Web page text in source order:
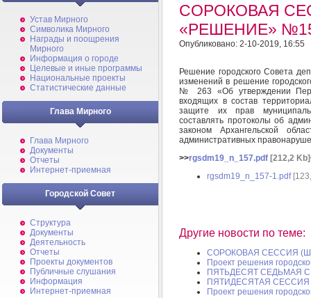
Устав Мирного
Символика Мирного
Награды и поощрения
Мирного
Информация о городе
Целевые и иные программы
Национальные проекты
Статистические данные
Глава Мирного
Глава Мирного
Документы
Отчеты
Интернет-приемная
Городской Совет
Структура
Документы
Деятельность
Отчеты
Проекты документов
Публичные слушания
Информация
Интернет-приемная
СОРОКОВАЯ
«РЕШЕНИЕ»
Опубликовано: 2-10-2019, 16:55
Решение городского Совета
изменений в решение
№ 263 «Об утверждении
входящих в состав
защите их прав
составлять протоколы об
законом Архангельской
административных
>>rgsdm19_n_157.pdf [212,2 Kb]
rgsdm19_n_157-1.pdf
Другие новости по теме:
СОРОКОВАЯ СЕССИЯ
Проект решения
ПЯТЬДЕСЯТ СЕДЬМАЯ
ПЯТИДЕСЯТАЯ
Проект решения